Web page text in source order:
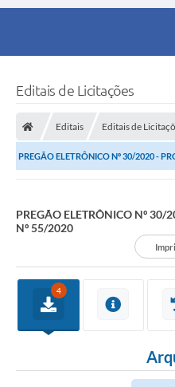
Editais de Licitações
Editais Editais de
PREGÃO ELETRÔNICO Nº 30/2020 -
PREGÃO ELETRÔNICO Nº 30/
Nº 55/2020
4